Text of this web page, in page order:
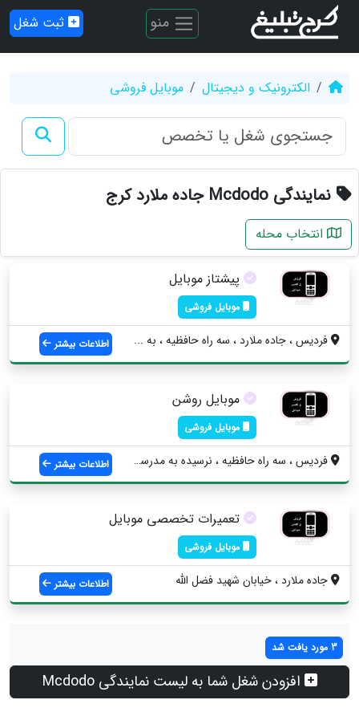
منو ثبت شغل
الکترونیک و دیجیتال موبایل فروشی
نمایندگی Mcdodo جاده ملارد کرج
انتخاب محله
پیشتاز موبایل
موبایل فروشی
فردیس ، جاده ملارد ، سه راه حافظیه ، به ... اطلاعات بیشتر
موبایل روشن
موبایل فروشی
فردیس ، سه راه حافظیه ، نرسیده به مدرسه ... اطلاعات بیشتر
تعمیرات تخصصی موبایل
موبایل فروشی
جاده ملارد ، خیابان شهید فضل الله اطلاعات بیشتر
3 مورد یافت شد
افزودن شغل شما به لیست نمایندگی Mcdodo